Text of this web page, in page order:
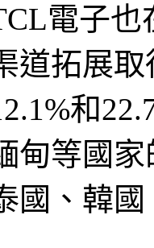
電子
道拓展
和
甸等國
國、韓